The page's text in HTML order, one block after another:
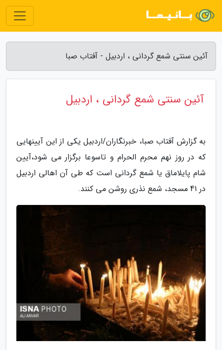
آئین سنتی شمع گردانی ، اردبیل - آفتاب صبا
آئین سنتی شمع گردانی ، اردبیل
به گزارش آفتاب صبا، خبرنگاران/اردبیل یکی از این آیینهایی
که در روز نهم محرم الحرام و تاسوعا برگزار می شود،آیین
شام پایلاماق یا شمع گردانی است که طی آن اهالی اردبیل
در 41 مسجد، شمع نذری روشن می کنند.